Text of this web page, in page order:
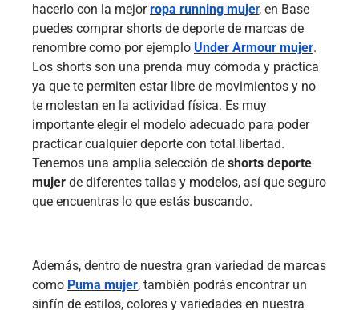
hacerlo con la mejorropa running mujer, en Base
puedes comprar shorts de deporte de marcas de
renombre como por ejemplo Under Armour mujer.
Los shorts son una prenda muy cómoda y práctica
ya que te permiten estar libre de movimientos y no
te molestan en la actividad física. Es muy
importante elegir el modelo adecuado para poder
practicar cualquier deporte con total libertad.
Tenemos una amplia selección de shorts deporte
mujer de diferentes tallas y modelos, así que seguro
que encuentras lo que estás buscando.
Además, dentro de nuestra gran variedad de marcas
como Puma mujer, también podrás encontrar un
sinfín de estilos, colores y variedades en nuestra